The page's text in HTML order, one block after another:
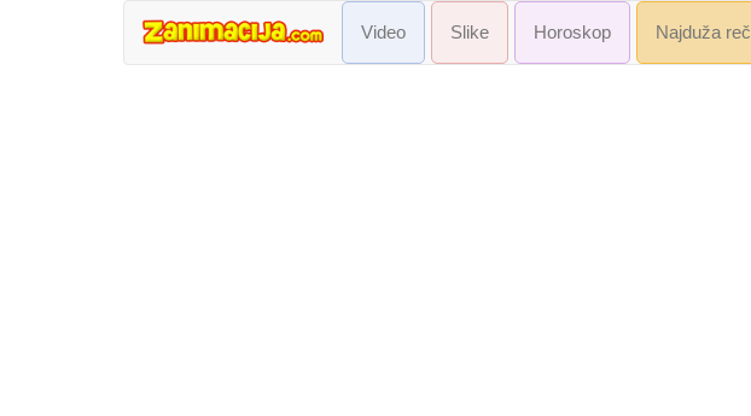
Video Slike Horoskop Najduža reč